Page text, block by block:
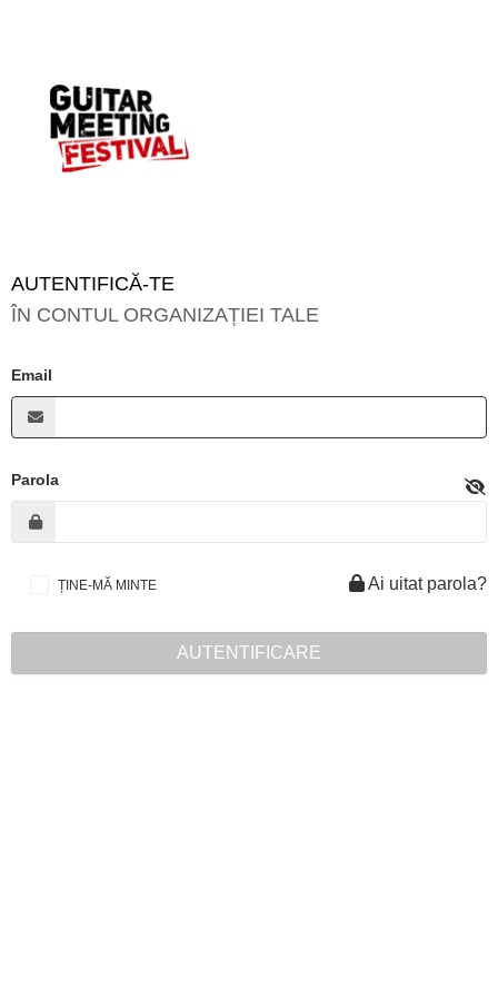
AUTENTIFICĂ-TE
ÎN CONTUL ORGANIZAȚIEI TALE
Email
Parola
ȚINE-MĂ MINTE Ai uitat parola?
AUTENTIFICARE